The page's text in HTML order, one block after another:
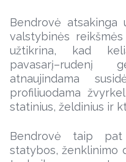
Bendrovė atsakinga
valstybinės
užtikrina, kad
atnaujindama
profiliuodama
statinius, želdinius ir
Bendrovė taip
statybos, ženklinimo